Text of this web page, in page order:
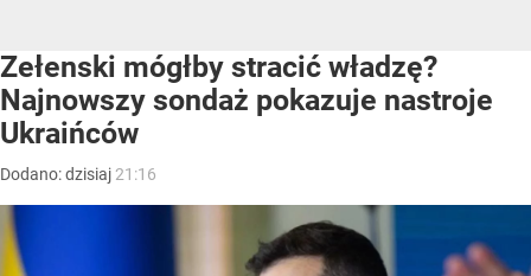
Zełenski mógłby stracić władzę?
Najnowszy sondaż pokazuje nastroje
Ukraińców
Dodano:dzisiaj 21:16